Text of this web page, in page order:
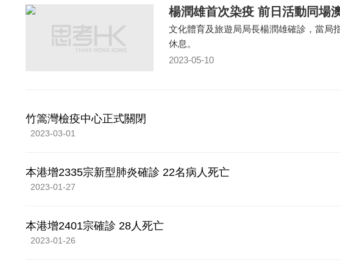
楊潤雄首次染疫 前日活動同場
文化體育及旅遊局局長楊潤雄確診，當局
休息。
2023-05-10
竹篙灣檢疫中心正式關閉
2023-03-01
本港增2335宗新型肺炎確診 22名病人死亡
2023-01-27
本港增2401宗確診 28人死亡
2023-01-26